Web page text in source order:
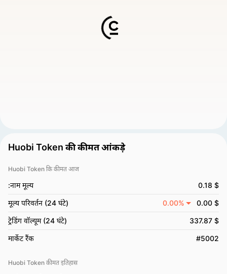
Huobi Token की कीमत आंकड़े
Huobi Token कि कीमत आज
:नाम मूल्य 0.18 $
मूल्य परिवर्तन (24 घंटे) 0.00% 0.00 $
ट्रेडिंग वॉल्यूम (24 घंटे) 337.87 $
मार्केट रैंक #5002
Huobi Token कीमत इतिहास